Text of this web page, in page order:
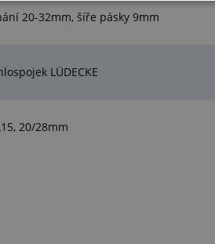
20-32mm, šíře pásky 9mm
LÜDECKE
20/28mm